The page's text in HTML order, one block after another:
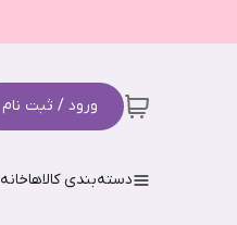
ورود / ثبت نام
دسته‌بندی کالاهاخانه